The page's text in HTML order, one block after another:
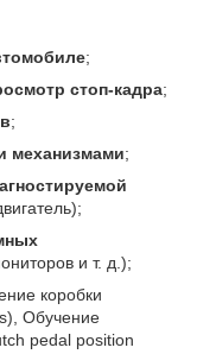
;
стоп-кадра;
;
механизмами;
и т. д.);
коробки
Обучение
pedal position